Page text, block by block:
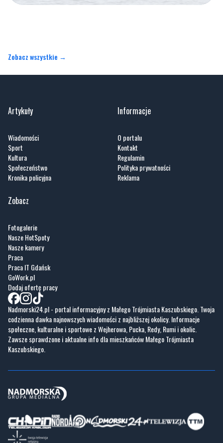
Zobacz wszystkie →
Artykuły
Wiadomości
Sport
Kultura
Społeczeństwo
Kronika policyjna
Informacje
O portalu
Kontakt
Regulamin
Polityka prywatności
Reklama
Zobacz
Fotogalerie
Nasze HotSpoty
Nasze kamery
Praca
Praca IT Gdańsk
GoWork.pl
Dodaj ofertę pracy
Nadmorski24.pl - portal informacyjny z Małego Trójmiasta Kaszubskiego. Twoja
codzienna dawka najnowszych wiadomości z najbliższej okolicy. Informacje
społeczne, kulturalne i sportowe z Wejherowa, Pucka, Redy, Rumi i okolic.
Zawsze sprawdzone i aktualne info dla mieszkańców Małego Trójmiasta
Kaszubskiego.